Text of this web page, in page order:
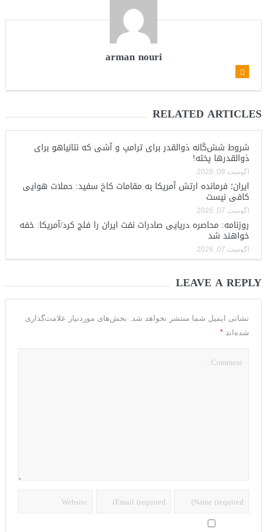
arman nouri
RELATED ARTICLES
شروط شش‌گانه ذوالقدر برای ترامپ و آشی که نتانیاهو برای
ذوالقدرها پخته!
آگوست 08, 2026
ایران؛ فرمانده ارتش آمریکا به مقامات کاخ سفید: حملات هوایی
کافی نیست
آگوست 07, 2026
روزنامه: محاصره دریایی صادرات نفت ایران را فلج کرد/آمریکا: خفه
خواهند شد
آگوست 07, 2026
LEAVE A REPLY
نشانی ایمیل شما منتشر نخواهد شد. بخش‌های موردنیاز علامت‌گذاری
شده‌اند *